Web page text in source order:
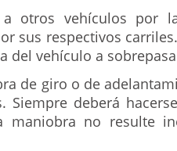
otros vehículos por
sus respectivos
del vehículo a
de giro o de
Siempre deberá
maniobra no resulte